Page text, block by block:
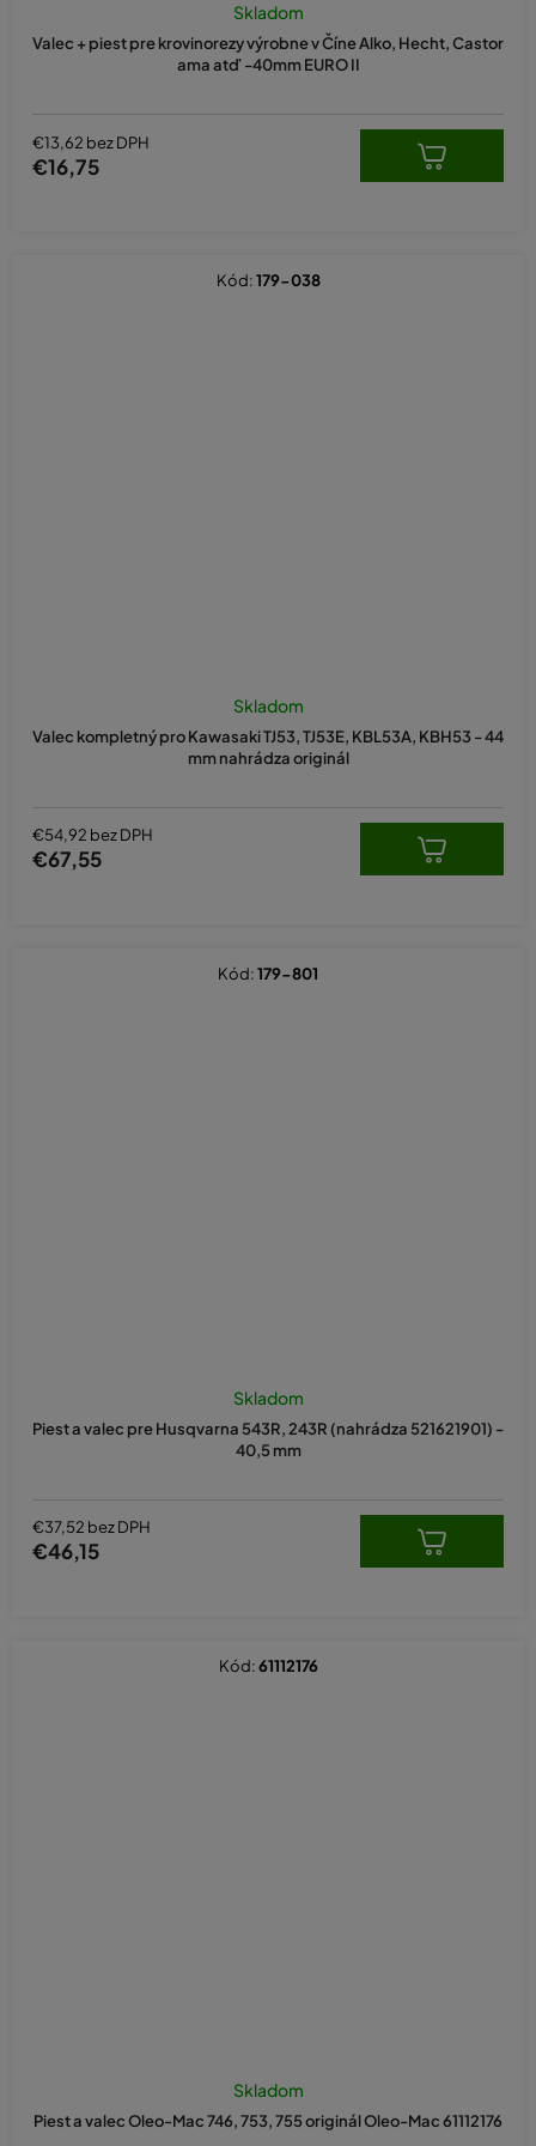
Valec + piest pre krovinorezy výrobne v Číne Alko, Hecht, Castor
ama atď -40mm EURO II
Skladom
€13,62 bez DPH
€16,75
Valec kompletný pro Kawasaki TJ53, TJ53E, KBL53A, KBH53 - 44
mm nahrádza originál
Skladom
€54,92 bez DPH
€67,55
Kód:179-038
Piest a valec pre Husqvarna 543R, 243R (nahrádza 521621901) -
40,5 mm
Skladom
€37,52 bez DPH
€46,15
Kód:179-801
Piest a valec Oleo-Mac 746, 753, 755 originál Oleo-Mac 61112176
Skladom
Kód:61112176